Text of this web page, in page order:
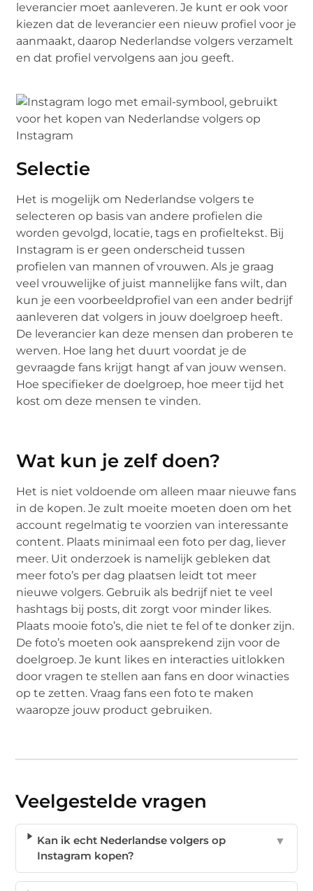
leverancier moet aanleveren. Je kunt er ook voor
kiezen dat de leverancier een nieuw profiel voor je
aanmaakt, daarop Nederlandse volgers verzamelt
en dat profiel vervolgens aan jou geeft.
Selectie
Het is mogelijk om Nederlandse volgers te
selecteren op basis van andere profielen die
worden gevolgd, locatie, tags en profieltekst. Bij
Instagram is er geen onderscheid tussen
profielen van mannen of vrouwen. Als je graag
veel vrouwelijke of juist mannelijke fans wilt, dan
kun je een voorbeeldprofiel van een ander bedrijf
aanleveren dat volgers in jouw doelgroep heeft.
De leverancier kan deze mensen dan proberen te
werven. Hoe lang het duurt voordat je de
gevraagde fans krijgt hangt af van jouw wensen.
Hoe specifieker de doelgroep, hoe meer tijd het
kost om deze mensen te vinden.
Wat kun je zelf doen?
Het is niet voldoende om alleen maar nieuwe fans
in de kopen. Je zult moeite moeten doen om het
account regelmatig te voorzien van interessante
content. Plaats minimaal een foto per dag, liever
meer. Uit onderzoek is namelijk gebleken dat
meer foto’s per dag plaatsen leidt tot meer
nieuwe volgers. Gebruik als bedrijf niet te veel
hashtags bij posts, dit zorgt voor minder likes.
Plaats mooie foto’s, die niet te fel of te donker zijn.
De foto’s moeten ook aansprekend zijn voor de
doelgroep. Je kunt likes en interacties uitlokken
door vragen te stellen aan fans en door winacties
op te zetten. Vraag fans een foto te maken
waaropze jouw product gebruiken.
Veelgestelde vragen
Kan ik echt Nederlandse volgers op
Instagram kopen?
▼